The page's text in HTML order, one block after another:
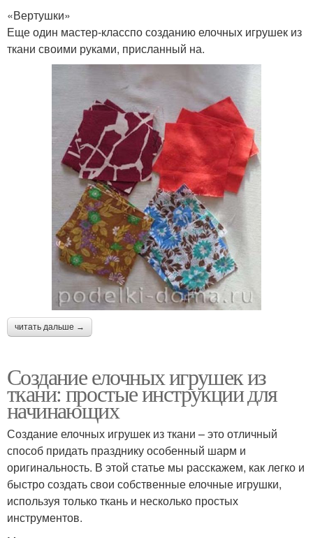
«Вертушки»
Еще один мастер-класспо созданию елочных игрушек из
ткани своими руками, присланный на.
читать дальше →
Создание елочных игрушек из
ткани: простые инструкции для
начинающих
Создание елочных игрушек из ткани – это отличный
способ придать празднику особенный шарм и
оригинальность. В этой статье мы расскажем, как легко и
быстро создать свои собственные елочные игрушки,
используя только ткань и несколько простых
инструментов.